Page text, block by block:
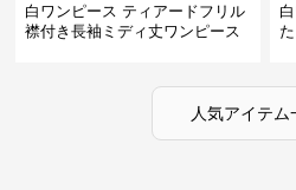
白ワンピース ティアードフリル
襟付き長袖ミディ丈ワンピース
人気アイテム